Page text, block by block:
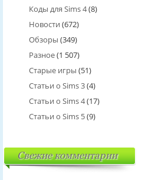
Коды для Sims 4(8)
Новости (672)
Обзоры (349)
Разное(1 507)
Старые игры (51)
Статьи о Sims 3(4)
Статьи о Sims 4(17)
Статьи о Sims 5(9)
Свежие комментарии